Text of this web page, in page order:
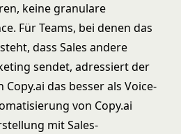
keine granulare
Für Teams, bei denen das
dass Sales andere
sendet, adressiert der
das besser als Voice-
von Copy.ai
mit Sales-